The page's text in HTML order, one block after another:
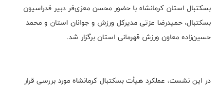
بسکتبال استان کرمانشاه با حضور محسن معزی‌فر دبیر فدراسیون
بسکتبال، حمیدرضا عزتی مدیرکل ورزش و جوانان استان و محمد
حسین‌زاده معاون ورزش قهرمانی استان برگزار شد.
در این نشست، عملکرد هیأت بسکتبال کرمانشاه مورد بررسی قرار